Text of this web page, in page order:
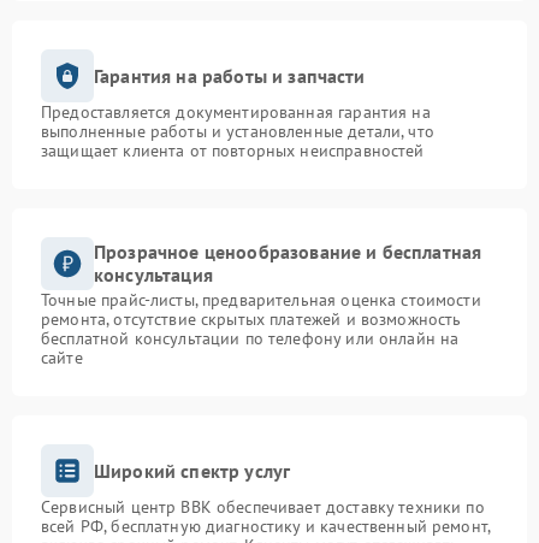
Гарантия на работы и запчасти
Предоставляется документированная гарантия на
выполненные работы и установленные детали, что
защищает клиента от повторных неисправностей
Прозрачное ценообразование и бесплатная
консультация
Точные прайс-листы, предварительная оценка стоимости
ремонта, отсутствие скрытых платежей и возможность
бесплатной консультации по телефону или онлайн на
сайте
Широкий спектр услуг
Сервисный центр BBK обеспечивает доставку техники по
всей РФ, бесплатную диагностику и качественный ремонт,